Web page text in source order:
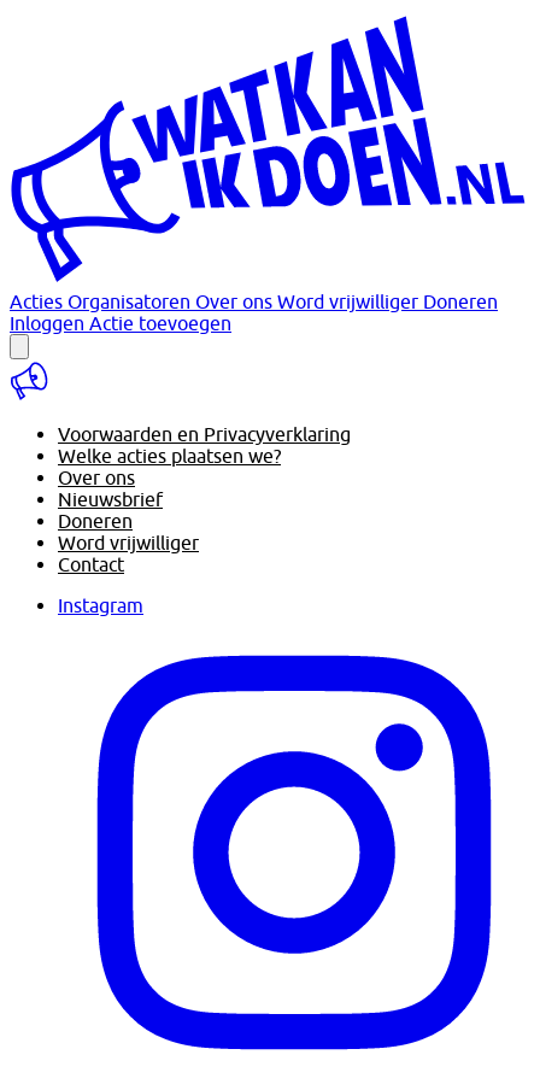
Acties Organisatoren Over ons Word vrijwilliger Doneren
Inloggen Actie toevoegen
Voorwaarden en Privacyverklaring
Welke acties plaatsen we?
Over ons
Nieuwsbrief
Doneren
Word vrijwilliger
Contact
Instagram